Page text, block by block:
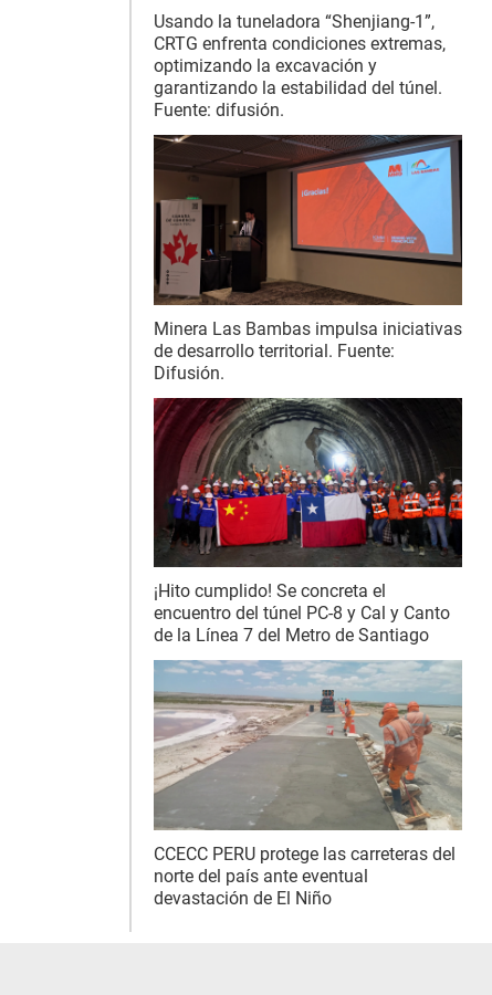
Usando la tuneladora “Shenjiang-1”,
CRTG enfrenta condiciones extremas,
optimizando la excavación y
garantizando la estabilidad del túnel.
Fuente: difusión.
Minera Las Bambas impulsa iniciativas
de desarrollo territorial. Fuente:
Difusión.
¡Hito cumplido! Se concreta el
encuentro del túnel PC-8 y Cal y Canto
de la Línea 7 del Metro de Santiago
CCECC PERU protege las carreteras del
norte del país ante eventual
devastación de El Niño